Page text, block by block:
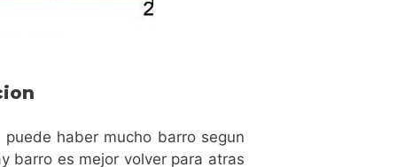
haber mucho barro segun
barro es mejor volver para atras